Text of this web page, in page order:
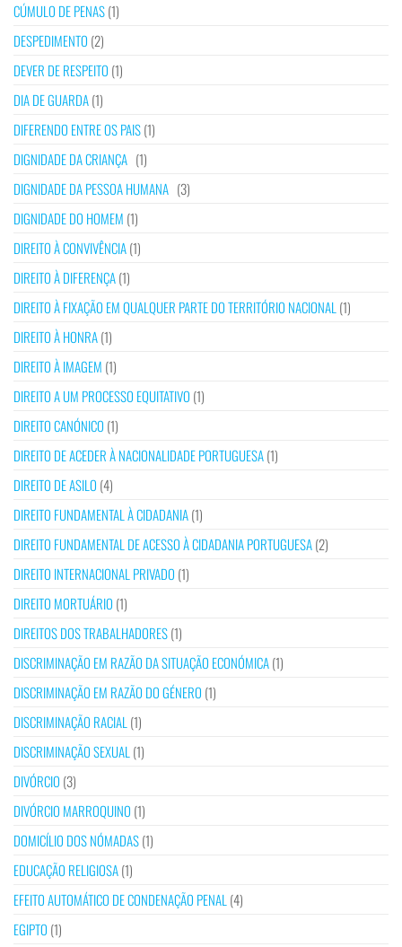
CÚMULO DE PENAS(1)
DESPEDIMENTO (2)
DEVER DE RESPEITO (1)
DIA DE GUARDA(1)
DIFERENDO ENTRE OS PAIS(1)
DIGNIDADE DA CRIANÇA (1)
DIGNIDADE DA PESSOA HUMANA (3)
DIGNIDADE DO HOMEM (1)
DIREITO À CONVIVÊNCIA(1)
DIREITO À DIFERENÇA(1)
DIREITO À FIXAÇÃO EM QUALQUER PARTE DO TERRITÓRIO NACIONAL (1)
DIREITO À HONRA(1)
DIREITO À IMAGEM (1)
DIREITO A UM PROCESSO EQUITATIVO (1)
DIREITO CANÓNICO (1)
DIREITO DE ACEDER À NACIONALIDADE PORTUGUESA(1)
DIREITO DE ASILO (4)
DIREITO FUNDAMENTAL À CIDADANIA(1)
DIREITO FUNDAMENTAL DE ACESSO À CIDADANIA PORTUGUESA(2)
DIREITO INTERNACIONAL PRIVADO (1)
DIREITO MORTUÁRIO (1)
DIREITOS DOS TRABALHADORES(1)
DISCRIMINAÇÃO EM RAZÃO DA SITUAÇÃO ECONÓMICA(1)
DISCRIMINAÇÃO EM RAZÃO DO GÉNERO (1)
DISCRIMINAÇÃO RACIAL (1)
DISCRIMINAÇÃO SEXUAL (1)
DIVÓRCIO (3)
DIVÓRCIO MARROQUINO (1)
DOMICÍLIO DOS NÓMADAS(1)
EDUCAÇÃO RELIGIOSA(1)
EFEITO AUTOMÁTICO DE CONDENAÇÃO PENAL (4)
EGIPTO (1)